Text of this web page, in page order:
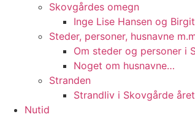
Skovgårdes omegn
Inge Lise Hansen og
Steder, personer, husnavne
Om steder og personer i
Noget om husnavne…
Stranden
Strandliv i Skovgårde
Nutid